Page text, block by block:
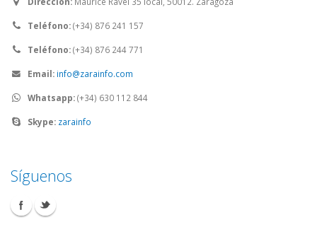
Teléfono:(+34) 876 241 157
Teléfono:(+34) 876 244 771
Email: info@zarainfo.com
Whatsapp:(+34) 630 112 844
Skype: zarainfo
Síguenos